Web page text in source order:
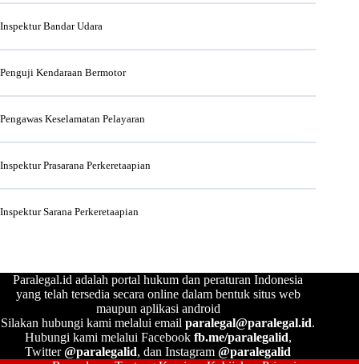
Inspektur Bandar Udara
Penguji Kendaraan Bermotor
Pengawas Keselamatan Pelayaran
Inspektur Prasarana Perkeretaapian
Inspektur Sarana Perkeretaapian
Paralegal.id adalah portal hukum dan peraturan Indonesia
yang telah tersedia secara online dalam bentuk situs web
maupun aplikasi android
Silakan hubungi kami melalui emailparalegal@paralegal.id.
Hubungi kami melalui Facebook fb.me/paralegalid,
Twitter@paralegalid, dan Instagram@paralegalid